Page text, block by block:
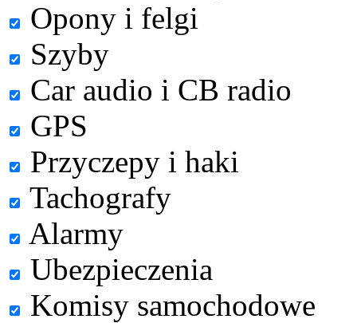
Opony i felgi
Szyby
Car audio i CB radio
GPS
Przyczepy i haki
Tachografy
Alarmy
Ubezpieczenia
Komisy samochodowe